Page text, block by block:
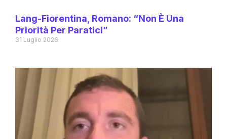
Lang-Fiorentina, Romano: “Non È Una
Priorità Per Paratici”
31 Luglio 2026